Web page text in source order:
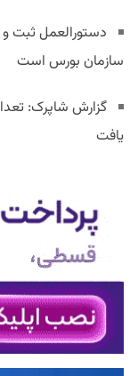
دستورالعمل ثبت و
سازمان بورس است
یافت